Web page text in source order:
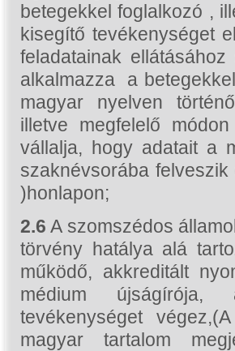
betegekkel foglalkozó ,
kisegítő tevékenységet
feladatainak
alkalmazza a
magyar nyelven
illetve megfelelő
vállalja, hogy adatait a
szaknévsorába
)honlapon;
2.6 A szomszédos
törvény hatálya alá
működő, akkreditált
médium újságírója,
tevékenységet
magyar tartalom